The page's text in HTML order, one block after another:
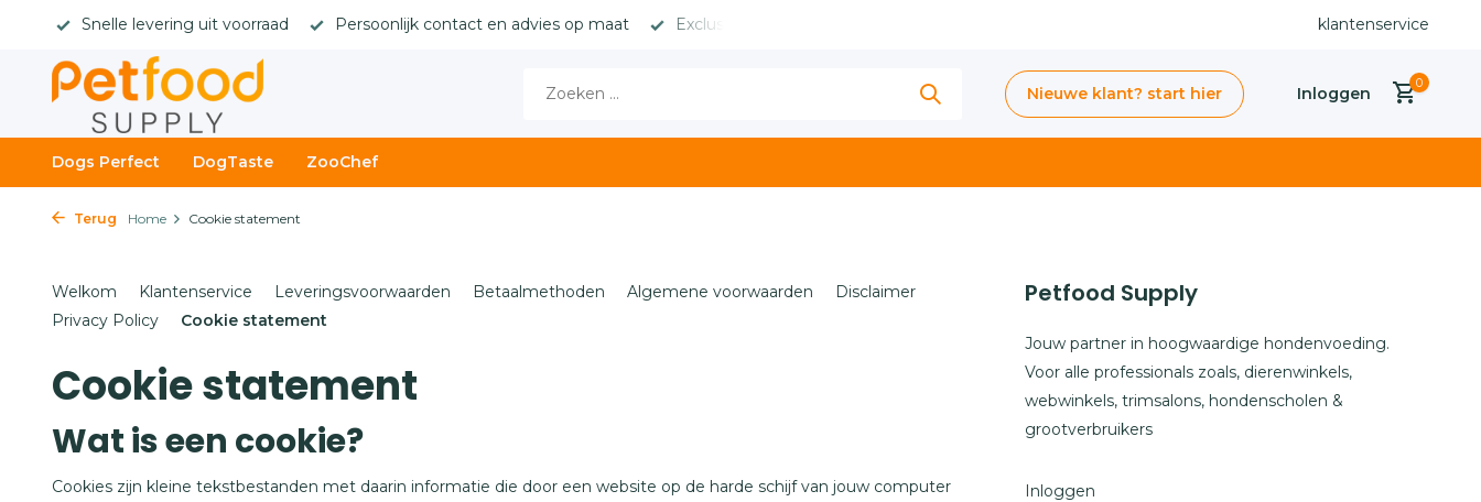
Snelle levering uit voorraad Persoonlijk contact en advies op maat Exclusieve merken met hoge marges klantenservice
Nieuwe klant? start hier Inloggen
0
Dogs Perfect DogTaste ZooChef
Terug Home Cookie statement
Welkom Klantenservice Leveringsvoorwaarden Betaalmethoden Algemene voorwaarden
Disclaimer
Privacy Policy
Cookie statement
Cookie statement
Wat is een cookie?
Cookies zijn kleine tekstbestanden met daarin informatie die door een website op de harde schijf van jouw computer
Petfood Supply
Jouw partner in hoogwaardige hondenvoeding.
Voor alle professionals zoals, dierenwinkels,
webwinkels, trimsalons, hondenscholen &
grootverbruikers
Inloggen